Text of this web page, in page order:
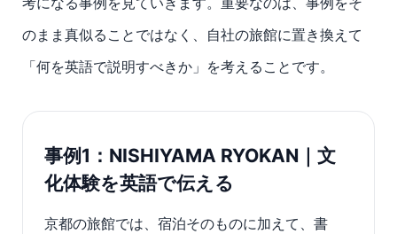
のまま真似ることではなく、自社の旅館に置き換えて
「何を英語で説明すべきか」を考えることです。
事例1：NISHIYAMA RYOKAN｜文
化体験を英語で伝える
京都の旅館では、宿泊そのものに加えて、書